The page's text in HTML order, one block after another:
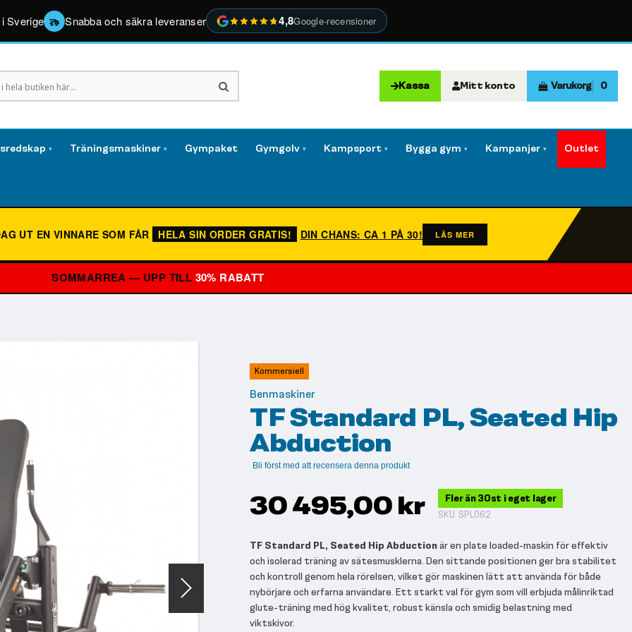
Sverige Snabba och säkra leveranser 4,8Google-recensioner
Kassa Mitt konto Varukorg 0
▾ Träningsmaskiner ▾ Gympaket Gymgolv ▾ Kampsport ▾ Bygga gym ▾ Kampanjer ▾ Outlet
UT EN VINNARE SOM FÅR HELA SIN ORDER GRATIS! DIN CHANS: CA 1 PÅ 30! LÄS MER
SOMMARREA — UPP TILL 30% RABATT
Kommersiell
Benmaskiner
TF Standard PL, Seated Hip
Abduction
Bli först med att recensera denna produkt
30 495,00 kr Fler än 30st i eget lager
SKU SPL062
TF Standard PL, Seated Hip Abductionär en plate loaded-maskin för effektiv
och isolerad träning av sätesmusklerna. Den sittande positionen ger bra stabilitet
och kontroll genom hela rörelsen, vilket gör maskinen lätt att använda för både
nybörjare och erfarna användare. Ett starkt val för gym som vill erbjuda målinriktad
glute-träning med hög kvalitet, robust känsla och smidig belastning med
viktskivor.